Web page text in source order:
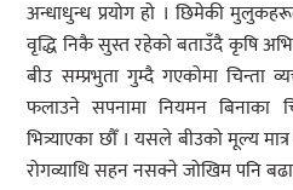
अन्धाधुन्ध प्रयोग हो । छिमेकी
वृद्धि निकै सुस्त रहेको बताउँदै कृषि
बीउ सम्प्रभुता गुम्दै गएकोमा चिन्ता
फलाउने सपनामा नियमन बिनाका
भित्र्याएका छौँ । यसले बीउको मूल्य
रोगव्याधि सहन नसक्ने जोखिम पनि